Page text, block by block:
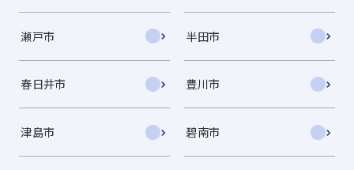
瀬戸市 半田市
春日井市 豊川市
津島市 碧南市